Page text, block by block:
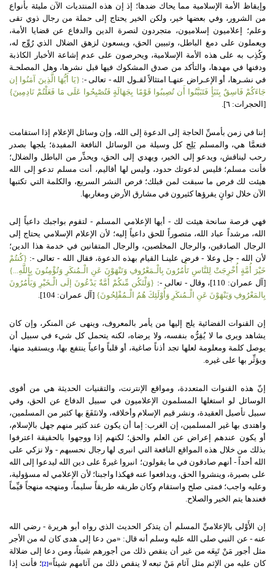
وإيقاظ الأمة الإسلامية مما يحاك ضدها؛ إذ إن هذه المنتديات الآن مليئة بأنواع
من الشرور، وفي بعضها خير، ولكن الخير يحتاج إلى حملة من رجال ذوي تقى
وعلم؛ إعلاميون إسلاميون، متجردون لنصرة الدين والدفاع عن قضايا الأمة،
ويعملون على دمغ الباطل، وتبيين الحق، ويسعون لزهق الضلال الذي رُوِّج له،
وكُذِب به على هذه الأمة الإسلامية، ويحرصون على عدم إشاعة الأخبار الكاذبة
ودفنها في مهدها، والتأكد من صدق المشكوك فيها قبل نشرها، وهل المصلحـة
في نشـرها، أو الإعـراض عنهـا امتثالاً لقـول الله - تعالى-:
{يَا أَيُّهَا الَّذِينَ آمَنُوا إن
جَاءَكُمْ فَاسِقٌ بِنَبَأٍ فَتَبَيَّنُوا أَن تُصِيبُوا قَوْمًا بِجَهَالَةٍ فَتُصْبِحُوا عَلَى مَا فَعَلْتُمْ نَادِمِينَ}
[الحجرات: ٦].
إننا في زمن بأمسِّ الحاجة إلى الدعوة إلى الله، وإن وسائل الإعلام إذا استقامت
فنعمَّا هي، والمسلم يَلِج كل وسيلة من الوسائل النافعة المفيدة؛ يلجها بصدر
رحب ليناقش، ويدعو إلى الخير، ويهدي إلى الحق، ويحذِّر من الباطل والضلال؛
فأنت مسلم؛ فليس لدعوتك حدود، وليس لها أقاليم، أنت مسلم تدعو إلى الله
هيئت لك فرص ما سبقت لمن قبلك؛ فرص النشر السريع، والكلمة التي تكتبها
الآن خلال ثوانٍ يقرؤها كثيرون في مشارق الأرض ومغاربها
فهي فرصة سانحة هيئت لك - أيها الإعلامي المسلم - لتقوم بواجبك داعياً إلى
الله، مرشداً عباد الله، متصوراً للحق داعياً إليه؛ لأن الإعلام الإسلامي يحتاج إلى
الرجال الصادقين، والرجال المخلصين، والرجال المتفانين في خدمة هذا الدين؛
لأن الله - جل وعلا - فرض علينـا القيام بهذه الدعوة، فقال الله - تعالى-:
{كُنتُمْ
خَيْرَ أُمَّةٍ أُخْرِجَتْ لِلنَّاسِ تَأْمُرُونَ بِالْـمَعْرُوفِ وَتَنْهَوْنَ عَنِ الْـمُنكَرِ وَتُؤْمِنُونَ بِاللَّهِ...}
[آل عمران:
110
]، وقال -تعالى -:
{وَلْتَكُن مِّنكُمْ أُمَّةٌ يَدْعُونَ إلَى الْـخَيْرِ وَيَأْمُرُونَ
بِالمَعْرُوفِ وَيَنْهَوْنَ عَنِ الْـمُنكَرِ وَأُوْلَئِكَ هُمُ الْـمُفْلِحُونَ}
[آل عمران:
104
].
إن القنوات الفضائية يلج إليها من يأمر بالمعروف، وينهى عن المنكر، وإن كان
يشاهد ويرى ما لا يُقِرُّه بنفسه، ولا يرضاه، لكنه يتحمل كل شيء في سبيل أن
يوصل كلمة ومعلومة لعلها تجد أذناً صاغية، أو قلباً واعياً ينتفع بها، ويستفيد منها،
ويؤثِّر بها على غيره.
إنّ هذه القنوات المتعددة، ومواقع الإنترنت، والتقنيات الحديثة هي من أقوى
الوسائل لو استغلها المسلمون الإعلاميون في سبيل الدفاع عن الحق، وفي
سبيل تأصيل العقيدة، ونشر قيم الإسلام وأخلاقه، ولانتَفَعَ بها كثير من المسلمين،
واهتدى بها غير المسلمين، إن الغرب: إما أن يكون عند كثير منهم جهل بالإسلام،
أو يكون عندهم إعراض عن العلم والحق؛ لكنهم إذا ووجهوا بالحقيقة اعترفوا
بذلك من خلال هذه المواقع النافعة التي انبرى لها رجال نحسبهم - ولا نزكي على
الله أحداً - أنهم صادقون في ما يقولون؛ انبروا غيرةً على دين الله ليدعوا إلى الله
على بصيرة، وينشروا الحق، ويدافعوا عنه فهكذا واجبنا؛ لأن الإعلامي له مسؤولية،
وعليه واجب؛ فمتى صلح واستقام وكان طريقه طريقاً سليماً، ومنهجه منهجاً قيِّماً
فعندها يتم الخير والصلاح
إن الأَوْلى بالإعلاميِّ المسلم أن يتذكر الحديث الذي رواه أبو هريرة - رضي الله
عنه - عن النبي صلى الله عليه وسلم أنه قال: «من دعا إلى هدى كان له من الأجر
مثل أجور مَنْ تَبِعَه من غير أن ينقص ذلك من أجورهم شيئاً، ومن دعا إلى ضلالة
كان عليه من الإثم مثل آثام مَنْ تبعه لا ينقص ذلك من آثامهم شيئاً»[2]
؛ فأنت إذا